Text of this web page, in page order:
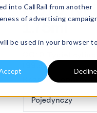
into CallRail from another
of advertising
be used in your browser to
Decline
CC10
1.75ml
Od:£12.00bez
CC10 Tygiel
(99.8%).
Rozmiary opakowań